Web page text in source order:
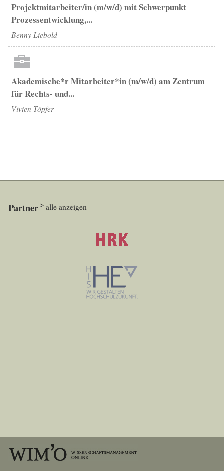
Projektmitarbeiter/in (m/w/d) mit Schwerpunkt
Prozessentwicklung,...
Benny Liebold
Akademische*r Mitarbeiter*in (m/w/d) am Zentrum
für Rechts- und...
Vivien Töpfer
Partner alle anzeigen